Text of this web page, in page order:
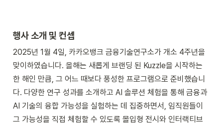
행사 소개 및 컨셉
2025년 1월 4일, 카카오뱅크 금융기술연구소가 개소 4주년을
맞이하였습니다. 올해는 새롭게 브랜딩 된 Kuzzle을 시작하는
한 해인 만큼, 그 어느 때보다 풍성한 프로그램으로 준비했습니
다. 다양한 연구 성과를 소개하고 AI 솔루션 체험을 통해 금융과
AI 기술의 융합 가능성을 실험하는 데 집중하면서, 임직원들이
그 가능성을 직접 체험할 수 있도록 몰입형 전시와 인터랙티브